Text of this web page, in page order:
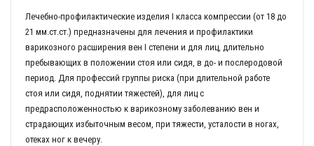
Лечебно-профилактические изделия I класса компрессии (от 18 до
21 мм.ст.ст.) предназначены для лечения и профилактики
варикозного расширения вен I степени и для лиц, длительно
пребывающих в положении стоя или сидя, в до- и послеродовой
период. Для профессий группы риска (при длительной работе
стоя или сидя, поднятии тяжестей), для лиц с
предрасположенностью к варикозному заболеванию вен и
страдающих избыточным весом, при тяжести, усталости в ногах,
отеках ног к вечеру.